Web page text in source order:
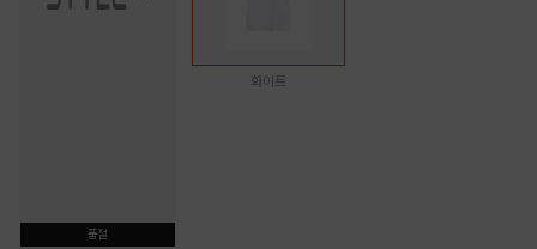
품절
화이트